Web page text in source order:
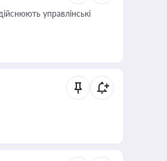
управлінські